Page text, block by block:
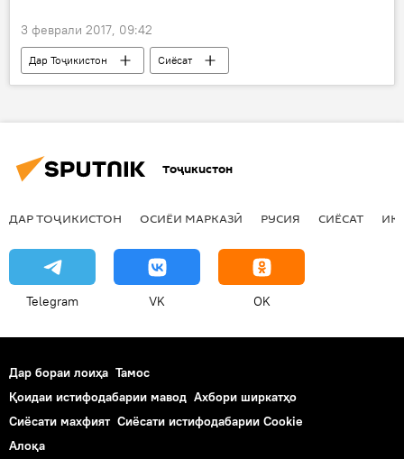
3 феврали 2017, 09:42
Дар Тоҷикистон
Сиёсат
Ҳамаи хабарҳо
Эмомалӣ Раҳмон
Тоҷикистон
ДАР ТОҶИКИСТОН ОСИЁИ МАРКАЗӢ РУСИЯ СИЁСАТ
Telegram VK OK
Дар бораи лоиҳа Тамос
Қоидаи истифодабарии мавод Ахбори ширкатҳо
Сиёсати махфият Сиёсати истифодабарии Cookie
Алоқа